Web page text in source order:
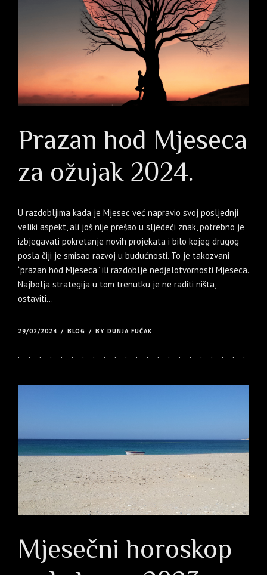
Prazan hod Mjeseca
za ožujak 2024.
U razdobljima kada je Mjesec već napravio svoj posljednji
veliki aspekt, ali još nije prešao u sljedeći znak, potrebno je
izbjegavati pokretanje novih projekata i bilo kojeg drugog
posla čiji je smisao razvoj u budućnosti. To je takozvani
“prazan hod Mjeseca” ili razdoblje nedjelotvornosti Mjeseca.
Najbolja strategija u tom trenutku je ne raditi ništa,
ostaviti...
29/02/2024 BLOG BY DUNJA FUĆAK
Mjesečni horoskop